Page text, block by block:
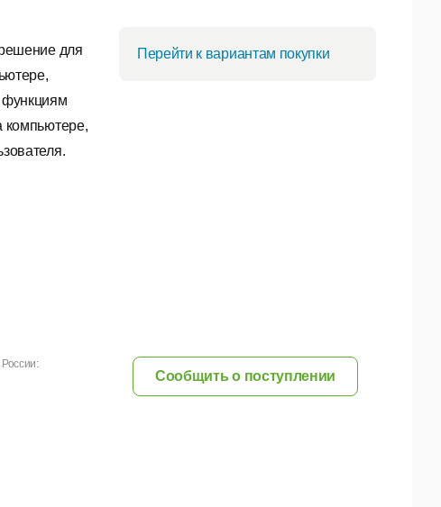
для
функциям
компьютере,
Перейти к вариантам покупки
Сообщить о поступлении